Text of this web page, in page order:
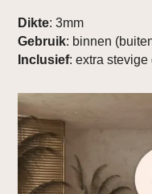
Dikte: 3mm
Gebruik: binnen
Inclusief: extra